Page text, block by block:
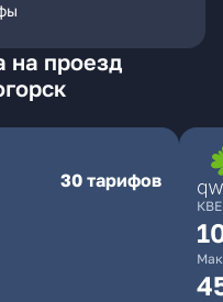
на проезд
30 тарифов